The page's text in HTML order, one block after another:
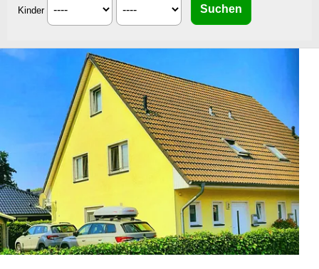
Kinder